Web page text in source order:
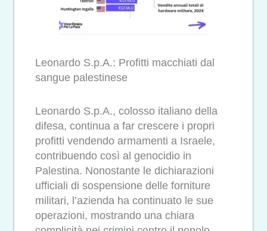
Leonardo S.p.A.: Profitti macchiati dal
sangue palestinese
Leonardo S.p.A., colosso italiano della
difesa, continua a far crescere i propri
profitti vendendo armamenti a Israele,
contribuendo così al genocidio in
Palestina. Nonostante le dichiarazioni
ufficiali di sospensione delle forniture
militari, l’azienda ha continuato le sue
operazioni, mostrando una chiara